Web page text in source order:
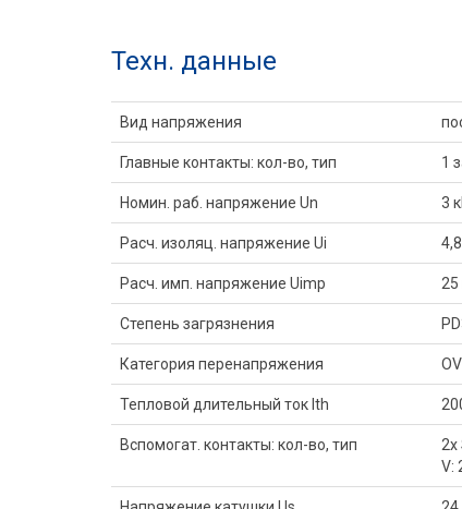
Техн. данные
Вид напряжения
Главные контакты: кол-во, тип 1
Номин. раб. напряжение Un 3
Расч. изоляц. напряжение Ui
Расч. имп. напряжение Uimp 25
Степень загрязнения
Категория перенапряжения
Тепловой длительный ток Ith
Вспомогат. контакты: кол-во, тип
2x
V: